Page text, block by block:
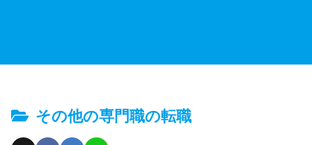
その他の専門職の転職